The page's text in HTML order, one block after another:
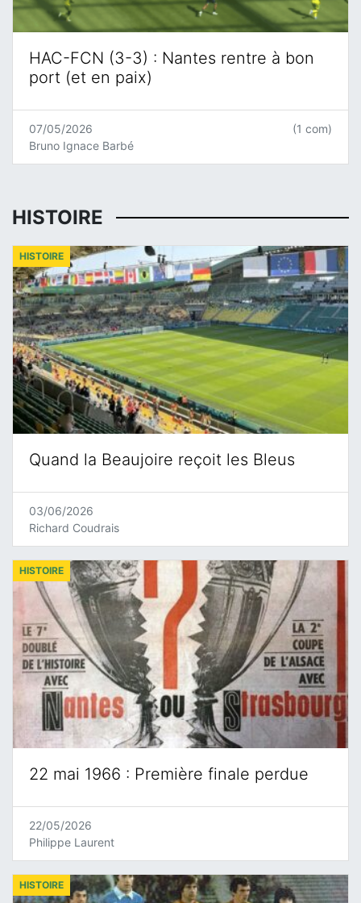
HAC-FCN (3-3) : Nantes rentre à bon
port (et en paix)
07/05/2026
Bruno Ignace Barbé
(1 com)
HISTOIRE
Quand la Beaujoire reçoit les Bleus
HISTOIRE
03/06/2026
Richard Coudrais
22 mai 1966 : Première finale perdue
HISTOIRE
22/05/2026
Philippe Laurent
HISTOIRE